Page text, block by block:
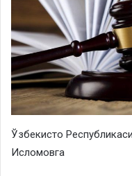
Ўзбекисто
Исломовга